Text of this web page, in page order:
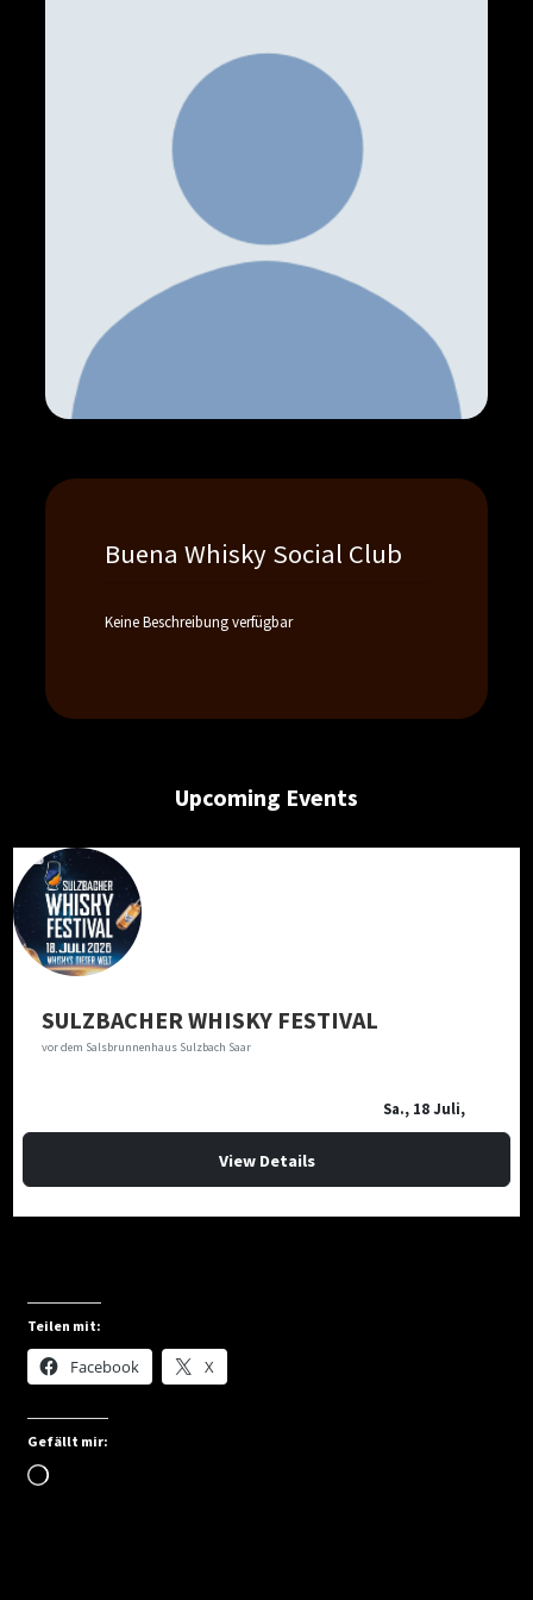
Vertrag widerrufen
Buena Whisky Social Club
Keine Beschreibung verfügbar
Upcoming Events
SULZBACHER WHISKY FESTIVAL
vor dem Salsbrunnenhaus Sulzbach Saar
Sa., 18 Juli,
View Details
Teilen mit:
Facebook X
Gefällt mir:
Wird